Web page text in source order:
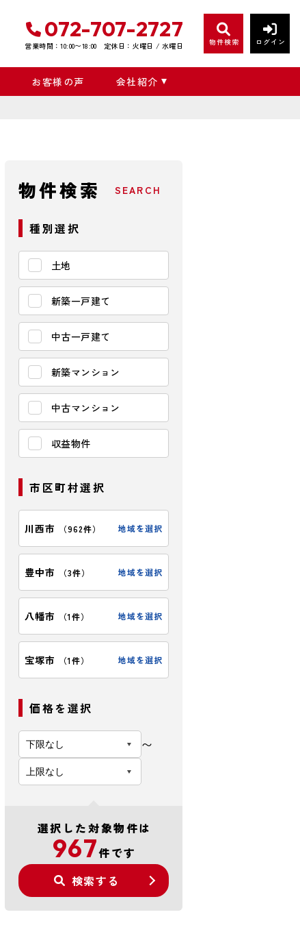
072-707-2727
営業時間：10:00〜18:00 定休日：火曜日 / 水曜日 物件検索 ログイン
お客様の声 会社紹介
物件検索 SEARCH
種別選択
土地
新築一戸建て
中古一戸建て
新築マンション
中古マンション
収益物件
市区町村選択
川西市 （962件） 地域を選択
豊中市 （3件） 地域を選択
八幡市 （1件） 地域を選択
宝塚市 （1件） 地域を選択
価格を選択
〜
選択した対象物件は
967件です
検索する